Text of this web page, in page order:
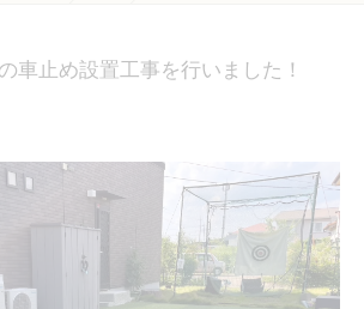
車止め設置工事を行いました！